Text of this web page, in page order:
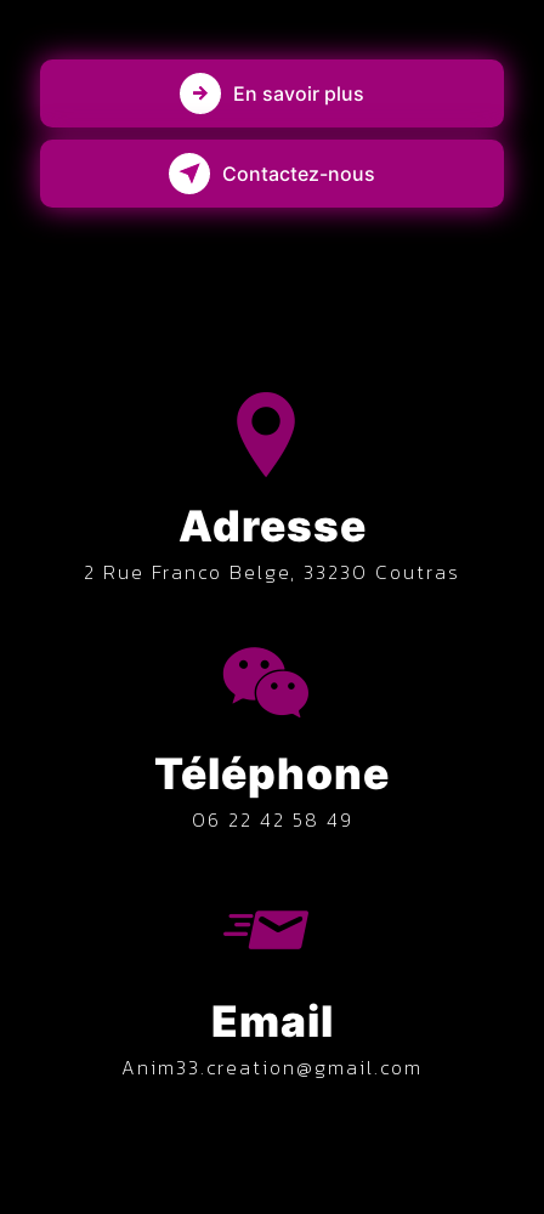
En savoir plus
Contactez-nous
Adresse
2 Rue Franco Belge, 33230 Coutras
Téléphone
06 22 42 58 49
Email
anim33.creation@gmail.com